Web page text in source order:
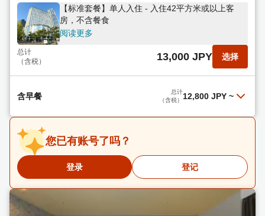
【标准套餐】单人入住 - 入住42平方米或以上客
房，不含餐食
阅读更多
总计
（含税）
13,000 JPY 选择
含早餐
总计
（含税） 12,800 JPY ~
不可退款套餐将是您的理想之选。所有客房面积均
超过42平方米。提供包含80多种菜肴的自助早餐。
阅读更多
总计
12,800 JPY 选择
【标准套餐】单人入住 - 42平方米以上宽敞客房 -
您已有账号了吗？
登录 登记